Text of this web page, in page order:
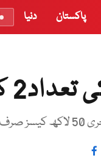
پاکستان دنیا
سے بڑھ گئی